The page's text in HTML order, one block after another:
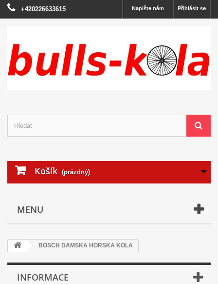
Přihlásit se
Napište nám
+420226633615
Košík (prázdný)
MENU
BOSCH DAMSKA HORSKA KOLA
INFORMACE